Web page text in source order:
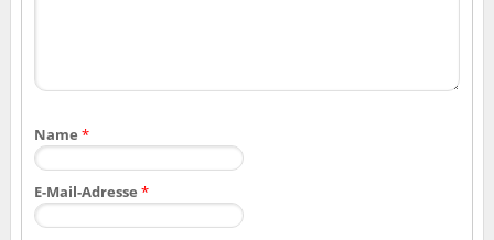
Name *
E-Mail-Adresse *